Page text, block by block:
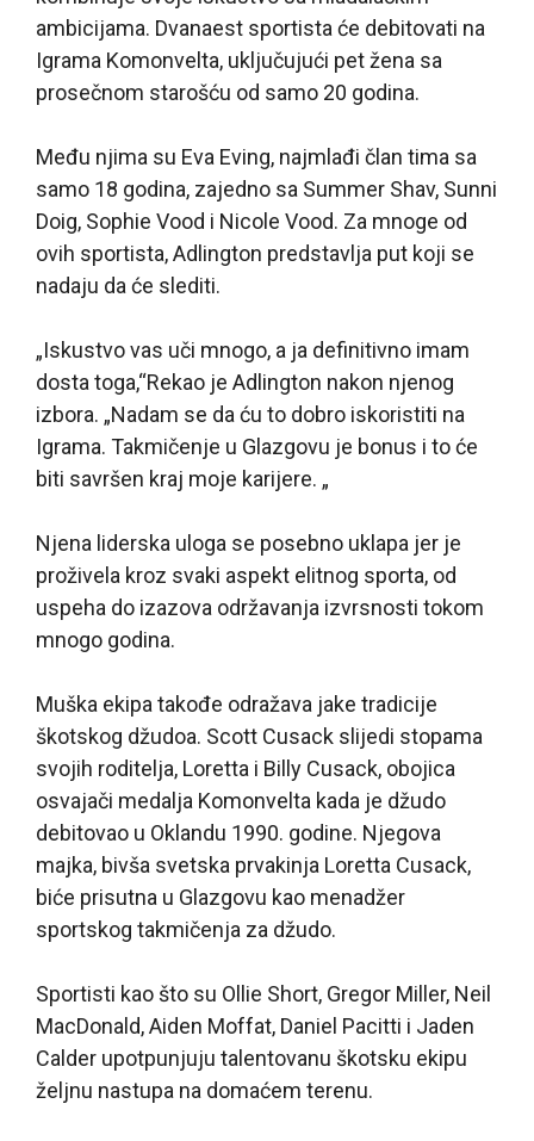
ambicijama. Dvanaest sportista će debitovati na
Igrama Komonvelta, uključujući pet žena sa
prosečnom starošću od samo 20 godina.
Među njima su Eva Eving, najmlađi član tima sa
samo 18 godina, zajedno sa Summer Shav, Sunni
Doig, Sophie Vood i Nicole Vood. Za mnoge od
ovih sportista, Adlington predstavlja put koji se
nadaju da će slediti.
„Iskustvo vas uči mnogo, a ja definitivno imam
dosta toga,“Rekao je Adlington nakon njenog
izbora. „Nadam se da ću to dobro iskoristiti na
Igrama. Takmičenje u Glazgovu je bonus i to će
biti savršen kraj moje karijere. „
Njena liderska uloga se posebno uklapa jer je
proživela kroz svaki aspekt elitnog sporta, od
uspeha do izazova održavanja izvrsnosti tokom
mnogo godina.
Muška ekipa takođe odražava jake tradicije
škotskog džudoa. Scott Cusack slijedi stopama
svojih roditelja, Loretta i Billy Cusack, obojica
osvajači medalja Komonvelta kada je džudo
debitovao u Oklandu 1990. godine. Njegova
majka, bivša svetska prvakinja Loretta Cusack,
biće prisutna u Glazgovu kao menadžer
sportskog takmičenja za džudo.
Sportisti kao što su Ollie Short, Gregor Miller, Neil
MacDonald, Aiden Moffat, Daniel Pacitti i Jaden
Calder upotpunjuju talentovanu škotsku ekipu
željnu nastupa na domaćem terenu.